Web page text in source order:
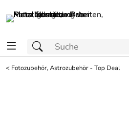
< Fotozubehör, Astrozubehör - Top Deal